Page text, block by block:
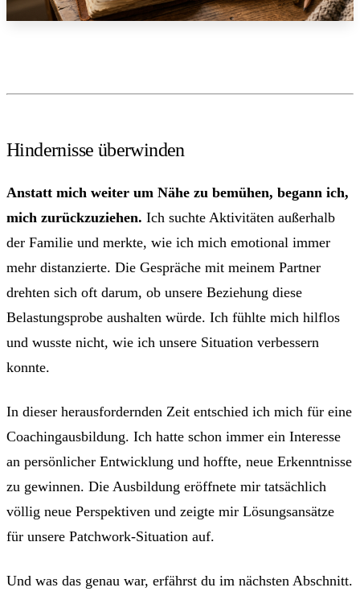
Hindernisse überwinden
Anstatt mich weiter um Nähe zu bemühen, begann ich,
mich zurückzuziehen. Ich suchte Aktivitäten außerhalb
der Familie und merkte, wie ich mich emotional immer
mehr distanzierte. Die Gespräche mit meinem Partner
drehten sich oft darum, ob unsere Beziehung diese
Belastungsprobe aushalten würde. Ich fühlte mich hilflos
und wusste nicht, wie ich unsere Situation verbessern
konnte.
In dieser herausfordernden Zeit entschied ich mich für eine
Coachingausbildung. Ich hatte schon immer ein Interesse
an persönlicher Entwicklung und hoffte, neue Erkenntnisse
zu gewinnen. Die Ausbildung eröffnete mir tatsächlich
völlig neue Perspektiven und zeigte mir Lösungsansätze
für unsere Patchwork-Situation auf.
Und was das genau war, erfährst du im nächsten Abschnitt.